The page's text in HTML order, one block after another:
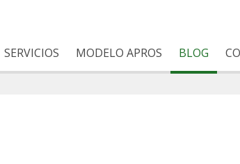
SERVICIOS MODELO APROS BLOG